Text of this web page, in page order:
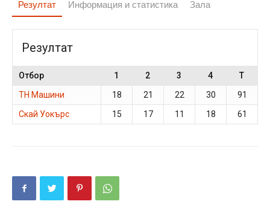
Резултат Информация и статистика Зала
Резултат
Отбор 1 2 3 4
T
ТН Машини
18 21 22 30
91
Скай Уокърс
15 17 11 18 61